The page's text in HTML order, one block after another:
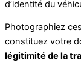
d’identité du
Photographiez
constituez votre
légitimité de la